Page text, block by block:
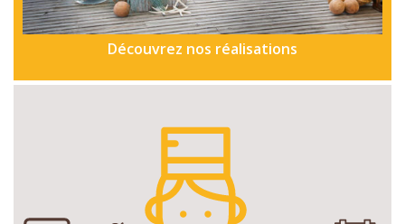
Découvrez nos réalisations